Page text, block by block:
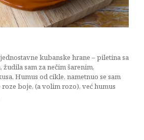
kubanske hrane – piletina sa
sam za nečim šarenim,
Humus od cikle, nametnuo se sam
roze boje, (a volim rozo), već humus